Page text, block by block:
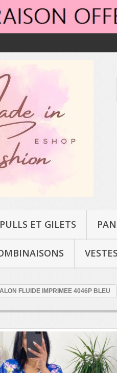
PULLS ET GILETS
FLUIDE IMPRIMEE 4046P BLEU